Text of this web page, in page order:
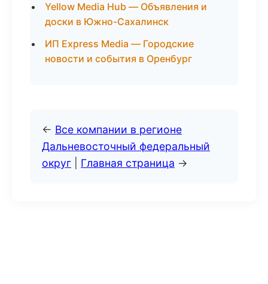
Yellow Media Hub — Объявления и
доски в Южно-Сахалинск
ИП Express Media — Городские
новости и события в Оренбург
← Все компании в регионе
Дальневосточный федеральный
округ
Главная страница →